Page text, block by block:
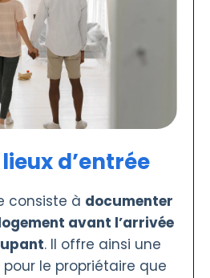
d’entrée
consiste à documenter
avant l’arrivée
. Il offre ainsi une
le propriétaire que